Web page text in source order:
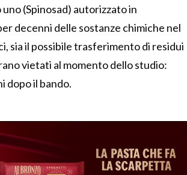
(Spinosad) autorizzato in
decenni delle sostanze chimiche nel
sia il possibile trasferimento di residui
vietati al momento dello studio:
dopo il bando.